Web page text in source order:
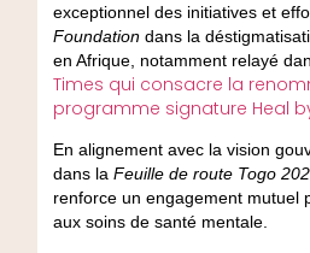
exceptionnel des initiatives et
Foundationdans la
en Afrique, notamment relayé
Times qui consacre la
programme signature Heal
En alignement avec la vision
dans la Feuille de route Togo
renforce un engagement mutuel
aux soins de santé mentale.